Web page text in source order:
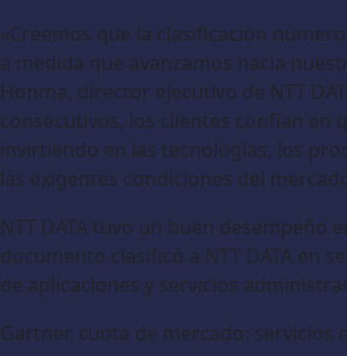
«Creemos que la clasificación
a medida que avanzamos hacia
Honma, director ejecutivo de NTT
consecutivos, los clientes confían en
invirtiendo en las tecnologías, los
las exigentes condiciones del
NTT DATA tuvo un buen
documento clasificó a NTT DATA en
de aplicaciones y servicios
Gartner, cuota de mercado: servicios